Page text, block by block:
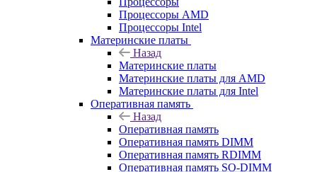
Процессоры AMD
Процессоры Intel
Материнские платы
Назад
Материнские платы
Материнские платы для AMD
Материнские платы для Intel
Оперативная память
Назад
Оперативная память
Оперативная память DIMM
Оперативная память RDIMM
Оперативная память SO-DIMM